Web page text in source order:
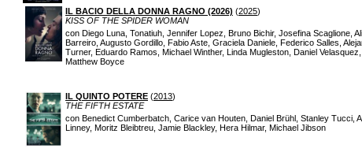
IL BACIO DELLA DONNA RAGNO (2026) (2025)
KISS OF THE SPIDER WOMAN
con Diego Luna, Tonatiuh, Jennifer Lopez, Bruno Bichir, Josefina Scaglione,
Barreiro, Augusto Gordillo, Fabio Aste, Graciela Daniele, Federico Salles,
Turner, Eduardo Ramos, Michael Winther, Linda Mugleston, Daniel
Matthew Boyce
IL QUINTO POTERE (2013)
THE FIFTH ESTATE
con Benedict Cumberbatch, Carice van Houten, Daniel Brühl, Stanley Tucci,
Linney, Moritz Bleibtreu, Jamie Blackley, Hera Hilmar, Michael Jibson